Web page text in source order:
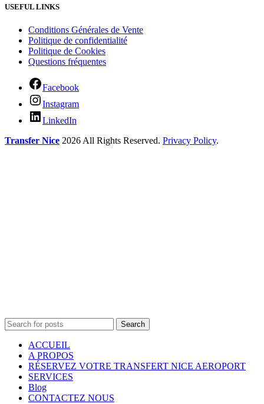
USEFUL LINKS
Conditions Générales de Vente
Politique de confidentialité
Politique de Cookies
Questions fréquentes
Facebook
Instagram
LinkedIn
Transfer Nice 2026 All Rights Reserved. Privacy Policy.
Search
ACCUEIL
A PROPOS
RÉSERVEZ VOTRE TRANSFERT NICE AEROPORT
SERVICES
Blog
CONTACTEZ NOUS